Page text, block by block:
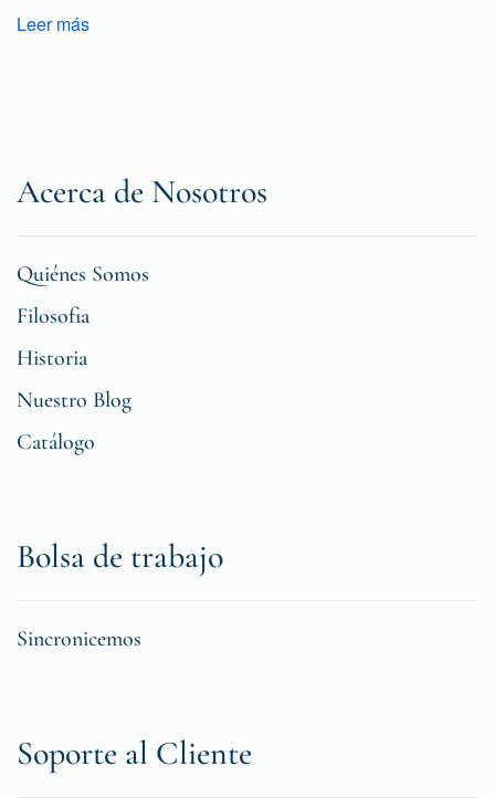
Leer más
Acerca de Nosotros
Quiénes Somos
Filosofia
Historia
Nuestro Blog
Catálogo
Bolsa de trabajo
Sincronicemos
Soporte al Cliente